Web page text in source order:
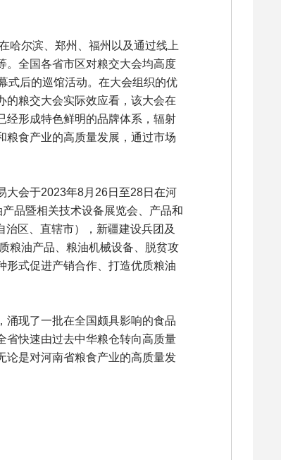
哈尔滨、郑州、福州以及通过线上
。全国各省市区对粮交大会均高度
式后的巡馆活动。在大会组织的优
的粮交大会实际效应看，该大会在
经形成特色鲜明的品牌体系，辐射
粮食产业的高质量发展，通过市场
大会于2023年8月26日至28日在河
品暨相关技术设备展览会、产品和
区、直辖市），新疆建设兵团及
粮油产品、粮油机械设备、脱贫攻
形式促进产销合作、打造优质粮油
涌现了一批在全国颇具影响的食品
省快速由过去中华粮仓转向高质量
论是对河南省粮食产业的高质量发